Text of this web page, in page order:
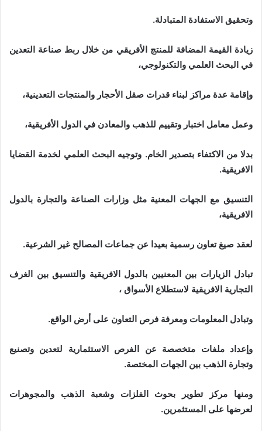
وتحقيق الاستفادة المتبادلة.
زيادة القيمة المضافة للمنتج الأفريقي من خلال ربط صناعة التعدين
في البحث العلمي والتكنولوجي،
وإقامة عدة مراكز لبناء قدرات صقل الأحجار والمنتجات التعدينية،
وعمل معامل اختبار وتقييم للذهب والمعادن في الدول الأفريقية،
بدلا من الاكتفاء بتصدير الخام. وتوجيه البحث العلمي لخدمة القضايا
الافريقية.
التنسيق مع الجهات المعنية مثل وزارات الصناعة والتجارة بالدول
الافريقية،
لعقد صيغ تعاون رسمية بعيدا عن جماعات المصالح غير الشرعية.
تبادل الزيارات بين المعنيين بالدول الافريقية والتنسيق بين الغرف
التجارية الافريقية لاستطلاع الأسواق ،
وتبادل المعلومات ومعرفة فرص التعاون على أرض الواقع.
وإعداد ملفات متخصصة عن الفرص الاستثمارية لتعدين وتصنيع
وتجارة الذهب بين الجهات المختصة.
ومنها مركز تطوير بحوث الفلزات وشعبة الذهب والمجوهرات
لعرضها على المستثمرين.